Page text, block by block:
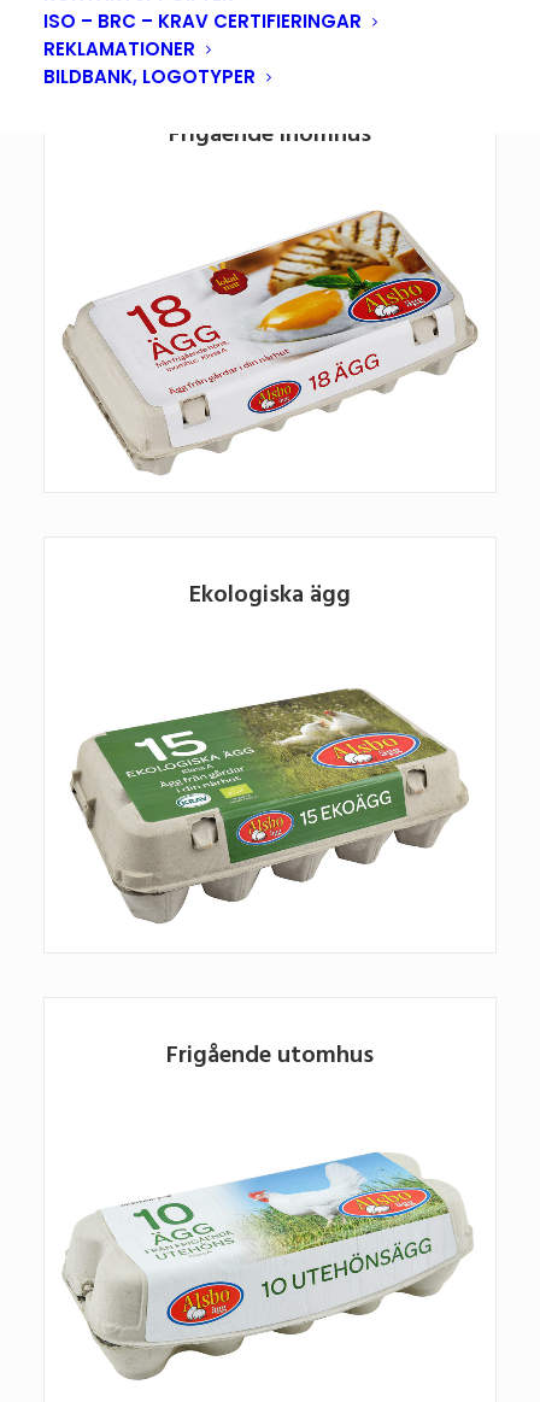
ISO – BRC – KRAV CERTIFIERINGAR
REKLAMATIONER
BILDBANK, LOGOTYPER
producerande höns.
Frigående inomhus
Ekologiska ägg
Frigående utomhus